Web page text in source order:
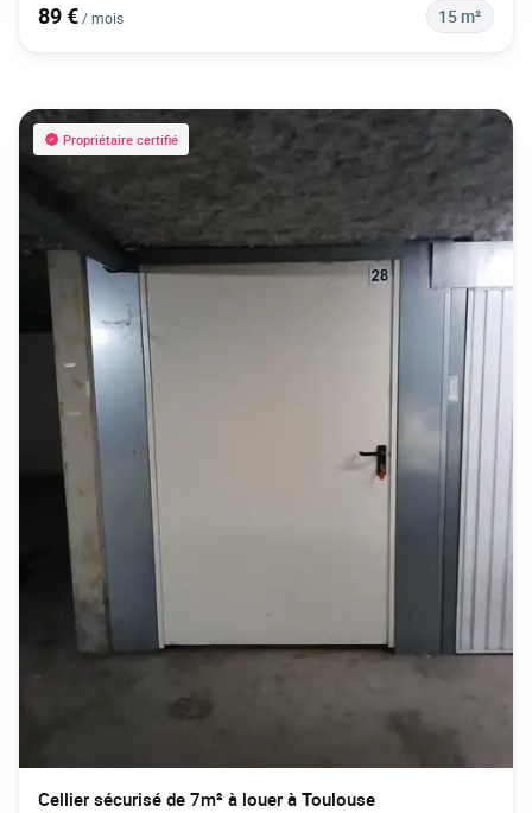
89 €/ mois 15 m²
Propriétaire certifié
Cellier sécurisé de 7m² à louer à Toulouse